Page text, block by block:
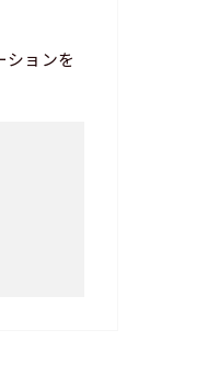
ションを